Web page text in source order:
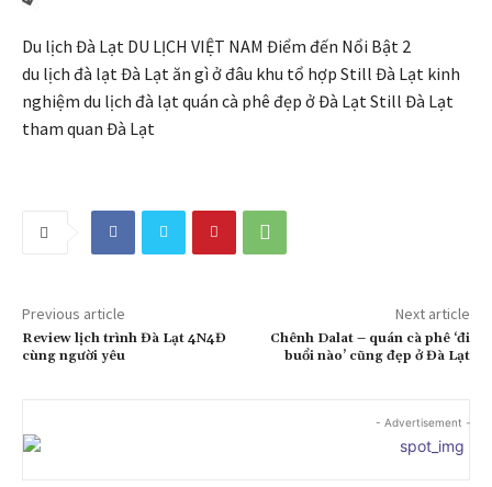
Du lịch Đà Lạt DU LỊCH VIỆT NAM Điểm đến Nổi Bật 2
du lịch đà lạt Đà Lạt ăn gì ở đâu khu tổ hợp Still Đà Lạt kinh
nghiệm du lịch đà lạt quán cà phê đẹp ở Đà Lạt Still Đà Lạt
tham quan Đà Lạt
Previous article
Review lịch trình Đà Lạt 4N4Đ
cùng người yêu
Next article
Chênh Dalat – quán cà phê ‘đi
buổi nào’ cũng đẹp ở Đà Lạt
- Advertisement -